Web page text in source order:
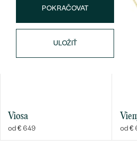
Bestsellery
OBJAVIŤ
POKRAČOVAT
ULOŽIŤ
Viosa
od € 649 od €